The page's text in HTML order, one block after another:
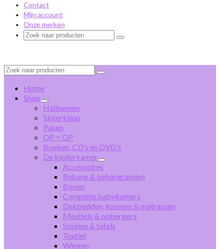
Contact
Mijn account
Onze merken
Zoek
Zoek
Home
Shop
Halloween
Sinterklaas
Pasen
OP = OP
Boeken, CD’s en DVD’s
De kinderkamer
Accessoires
Behang & behangranden
Boxen
Complete babykamers
Dekbedden, kussens & matrassen
Meubels & opbergers
Stoelen & tafels
Textiel
Wiegen